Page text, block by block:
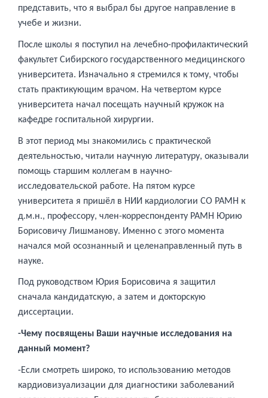
представить, что я выбрал бы другое направление в
учебе и жизни.
После школы я поступил на лечебно-профилактический
факультет Сибирского государственного медицинского
университета. Изначально я стремился к тому, чтобы
стать практикующим врачом. На четвертом курсе
университета начал посещать научный кружок на
кафедре госпитальной хирургии.
В этот период мы знакомились с практической
деятельностью, читали научную литературу, оказывали
помощь старшим коллегам в научно-
исследовательской работе. На пятом курсе
университета я пришёл в НИИ кардиологии СО РАМН к
д.м.н., профессору, член-корреспонденту РАМН Юрию
Борисовичу Лишманову. Именно с этого момента
начался мой осознанный и целенаправленный путь в
науке.
Под руководством Юрия Борисовича я защитил
сначала кандидатскую, а затем и докторскую
диссертации.
-Чему посвящены Ваши научные исследования на
данный момент?
-Если смотреть широко, то использованию методов
кардиовизуализации для диагностики заболеваний